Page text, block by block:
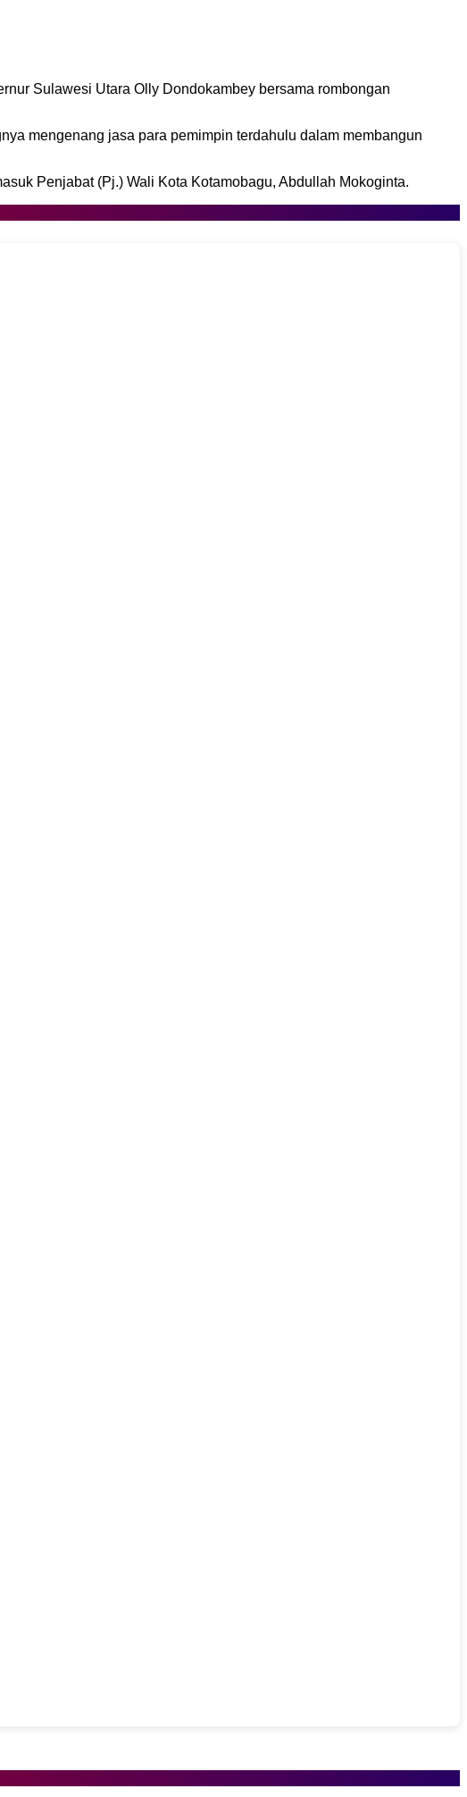
Sulawesi Utara Olly Dondokambey bersama rombongan
mengenang jasa para pemimpin terdahulu dalam membangun
Penjabat (Pj.) Wali Kota Kotamobagu, Abdullah Mokoginta.